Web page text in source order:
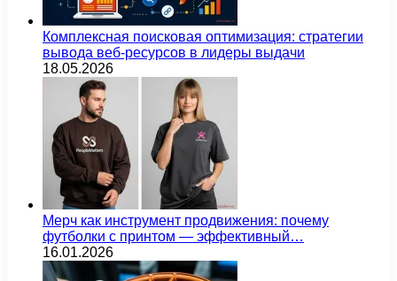
Комплексная поисковая оптимизация: стратегии
вывода веб-ресурсов в лидеры выдачи
18.05.2026
Мерч как инструмент продвижения: почему
футболки с принтом — эффективный…
16.01.2026